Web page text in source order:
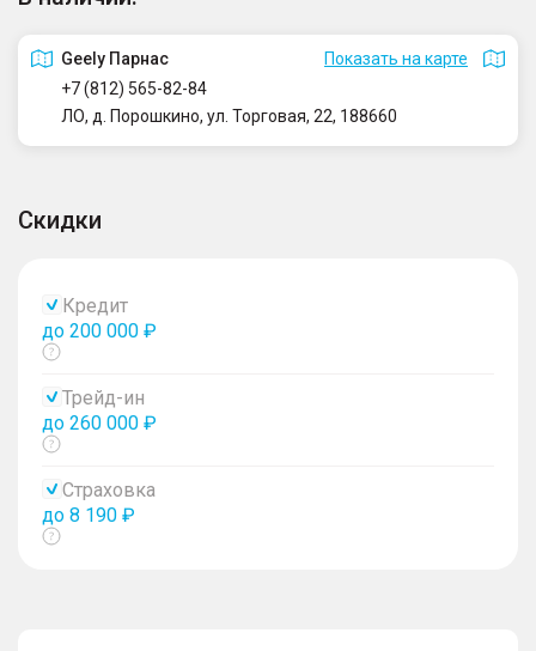
Geely Парнас
Показать на карте
+7 (812) 565-82-84
ЛО, д. Порошкино, ул. Торговая, 22, 188660
Скидки
Кредит
до 200 000 ₽
Показать
Трейд-ин
до 260 000 ₽
Показать
Страховка
до 8 190 ₽
Показать